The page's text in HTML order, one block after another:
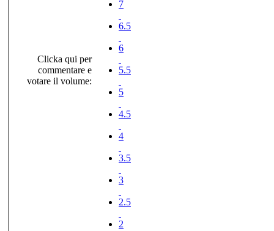
Clicka qui per
commentare e
votare il volume:
7
6.5
6
5.5
5
4.5
4
3.5
3
2.5
2